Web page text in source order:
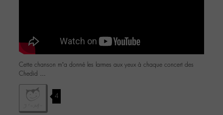
Cette chanson m’a donné les larmes aux yeux à chaque concert des
Chedid …
4